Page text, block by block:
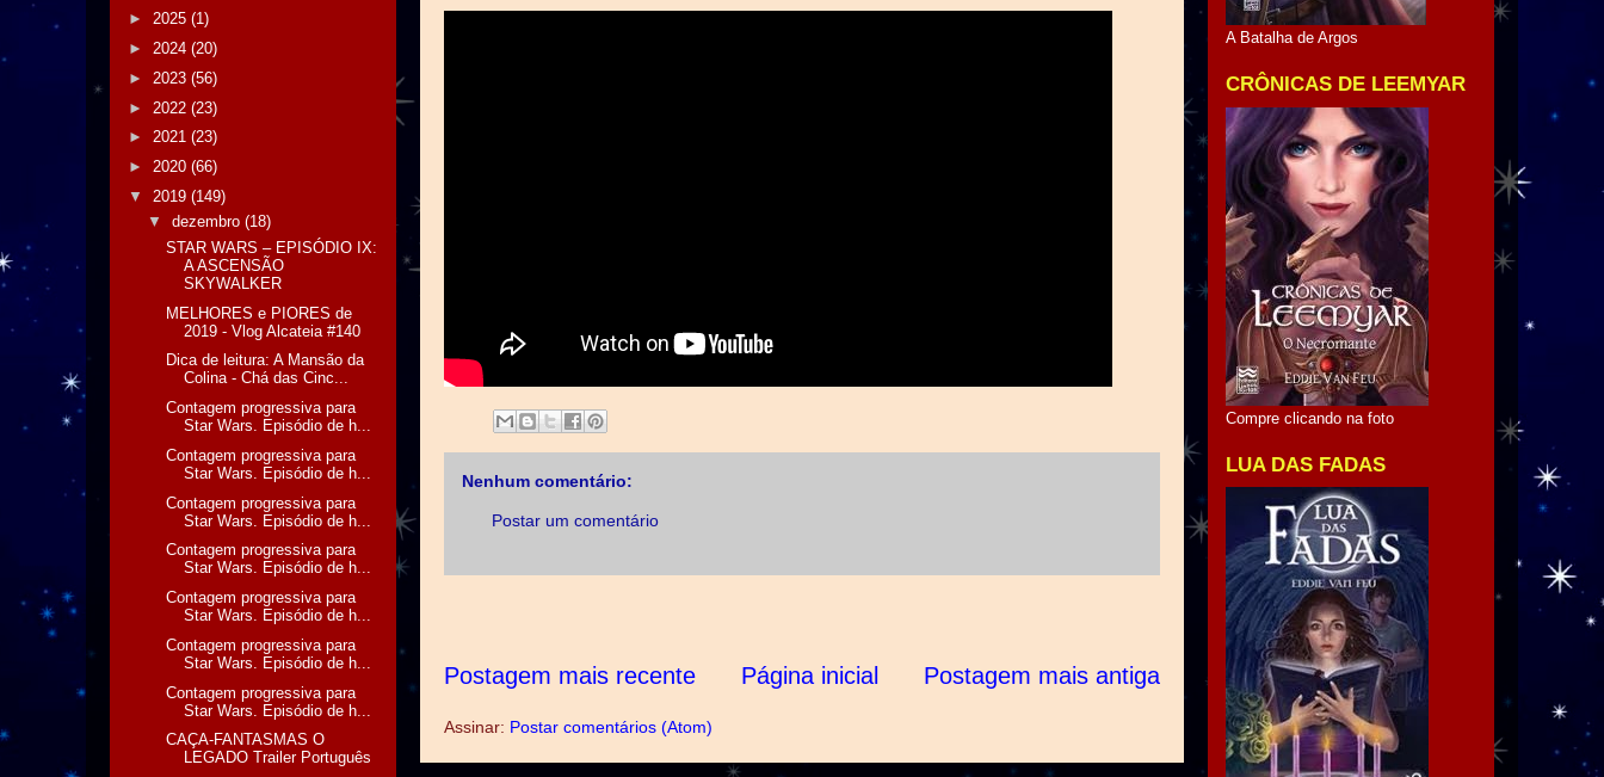
Nenhum comentário:
Postar um comentário
Postagem mais recente Postagem mais antiga
Página inicial
Assinar: Postar comentários (Atom)
► 2025 (1)
► 2024 (20)
► 2023 (56)
► 2022 (23)
► 2021 (23)
► 2020 (66)
▼ 2019 (149)
▼ dezembro (18)
STAR WARS – EPISÓDIO IX:
A ASCENSÃO
SKYWALKER
MELHORES e PIORES de
2019 - Vlog Alcateia #140
Dica de leitura: A Mansão da
Colina - Chá das Cinc...
Contagem progressiva para
Star Wars. Episódio de h...
Contagem progressiva para
Star Wars. Episódio de h...
Contagem progressiva para
Star Wars. Episódio de h...
Contagem progressiva para
Star Wars. Episódio de h...
Contagem progressiva para
Star Wars. Episódio de h...
Contagem progressiva para
Star Wars. Episódio de h...
Contagem progressiva para
Star Wars. Episódio de h...
CAÇA-FANTASMAS O
LEGADO Trailer Português
A Batalha de Argos
CRÔNICAS DE LEEMYAR
Compre clicando na foto
LUA DAS FADAS